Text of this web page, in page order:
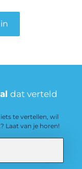
dat verteld
te vertellen, wil
Laat van je horen!